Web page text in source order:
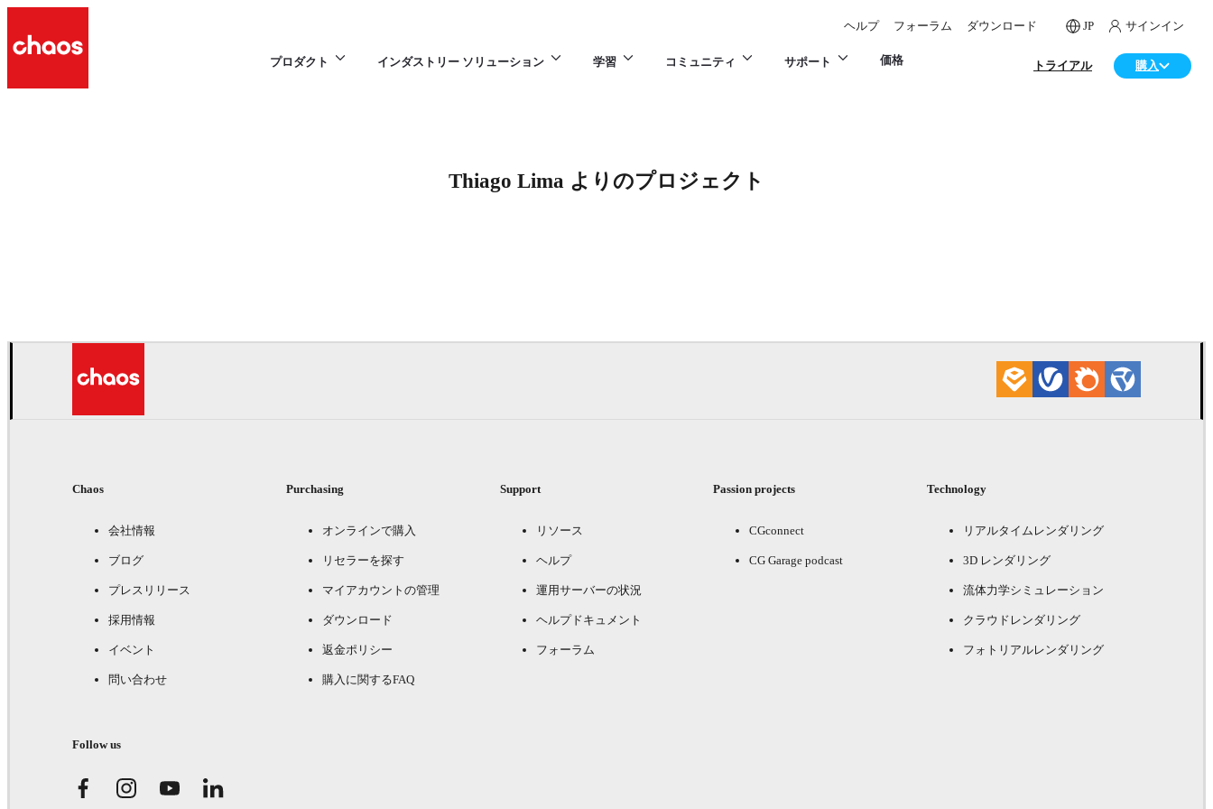
ヘルプ フォーラム ダウンロード JP サインイン
プロダクト インダストリー ソリューション 学習 コミュニティ サポート 価格 トライアル 購入
Thiago Lima よりのプロジェクト
Chaos
会社情報
ブログ
プレスリリース
採用情報
イベント
問い合わせ
Purchasing
オンラインで購入
リセラーを探す
マイアカウントの管理
ダウンロード
返金ポリシー
購入に関するFAQ
Support
リソース
ヘルプ
運用サーバーの状況
ヘルプドキュメント
フォーラム
Passion projects
CGconnect
CG Garage podcast
Technology
リアルタイムレンダリング
3D レンダリング
流体力学シミュレーション
クラウドレンダリング
フォトリアルレンダリング
Follow us